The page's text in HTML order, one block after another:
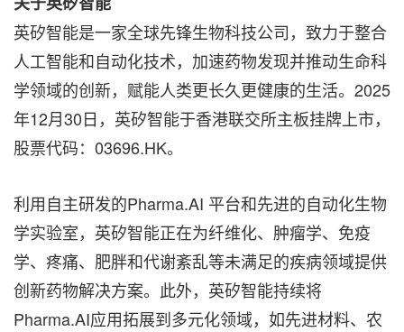
英矽智能是一家全球先锋生物科技公司，致力于整合
人工智能和自动化技术，加速药物发现并推动生命科
学领域的创新，赋能人类更长久更健康的生活。2025
年12月30日，英矽智能于香港联交所主板挂牌上市，
股票代码：03696.HK。
利用自主研发的Pharma.AI 平台和先进的自动化生物
学实验室，英矽智能正在为纤维化、肿瘤学、免疫
学、疼痛、肥胖和代谢紊乱等未满足的疾病领域提供
创新药物解决方案。此外，英矽智能持续将
Pharma.AI应用拓展到多元化领域，如先进材料、农